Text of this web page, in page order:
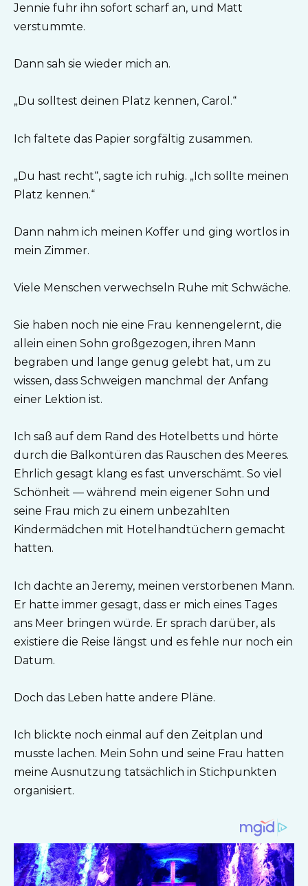
Jennie fuhr ihn sofort scharf an, und Matt
verstummte.
Dann sah sie wieder mich an.
„Du solltest deinen Platz kennen, Carol.“
Ich faltete das Papier sorgfältig zusammen.
„Du hast recht“, sagte ich ruhig. „Ich sollte meinen
Platz kennen.“
Dann nahm ich meinen Koffer und ging wortlos in
mein Zimmer.
Viele Menschen verwechseln Ruhe mit Schwäche.
Sie haben noch nie eine Frau kennengelernt, die
allein einen Sohn großgezogen, ihren Mann
begraben und lange genug gelebt hat, um zu
wissen, dass Schweigen manchmal der Anfang
einer Lektion ist.
Ich saß auf dem Rand des Hotelbetts und hörte
durch die Balkontüren das Rauschen des Meeres.
Ehrlich gesagt klang es fast unverschämt. So viel
Schönheit — während mein eigener Sohn und
seine Frau mich zu einem unbezahlten
Kindermädchen mit Hotelhandtüchern gemacht
hatten.
Ich dachte an Jeremy, meinen verstorbenen Mann.
Er hatte immer gesagt, dass er mich eines Tages
ans Meer bringen würde. Er sprach darüber, als
existiere die Reise längst und es fehle nur noch ein
Datum.
Doch das Leben hatte andere Pläne.
Ich blickte noch einmal auf den Zeitplan und
musste lachen. Mein Sohn und seine Frau hatten
meine Ausnutzung tatsächlich in Stichpunkten
organisiert.